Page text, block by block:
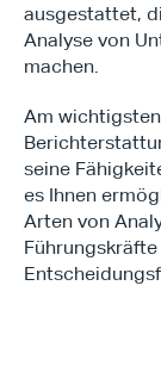
ausgestattet,
Analyse von
machen.
Am
seine
es Ihnen
Arten von